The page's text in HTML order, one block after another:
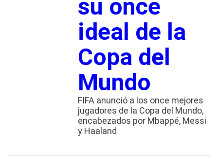
su once
ideal de la
Copa del
Mundo
FIFA anunció a los once mejores
jugadores de la Copa del Mundo,
encabezados por Mbappé, Messi
y Haaland